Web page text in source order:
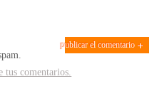
tus comentarios.